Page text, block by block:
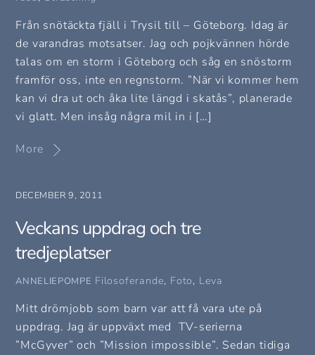
Från snötäckta fjäll i Trysil till – Göteborg. Idag är
de varandras motsatser. Jag och pojkvännen hörde
talas om en storm i Göteborg och såg en snöstorm
framför oss, inte en regnstorm. ”När vi kommer hem
kan vi dra ut och åka lite längd i skatås”, planerade
vi glatt. Men insåg några mil in i […]
More
DECEMBER 9, 2011
Veckans uppdrag och tre
tredjeplatser
ANNELIEPOMPE Filosoferande, Foto, Leva
Mitt drömjobb som barn var att få vara ute på
uppdrag. Jag är uppväxt med TV-serierna
”McGyver” och ”Mission impossible”. Sedan tidiga